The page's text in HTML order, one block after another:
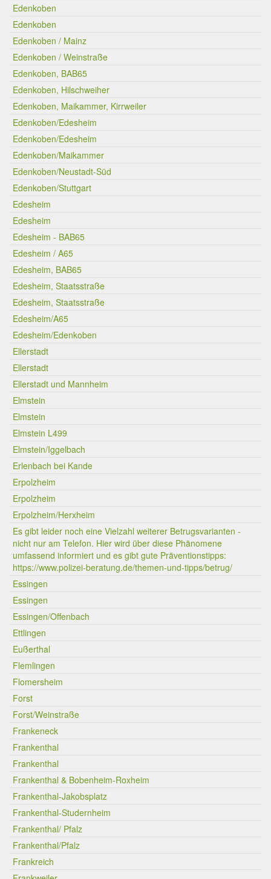
Edenkoben
Edenkoben
Edenkoben / Mainz
Edenkoben / Weinstraße
Edenkoben, BAB65
Edenkoben, Hilschweiher
Edenkoben, Maikammer, Kirrweiler
Edenkoben/Edesheim
Edenkoben/Edesheim
Edenkoben/Maikammer
Edenkoben/Neustadt-Süd
Edenkoben/Stuttgart
Edesheim
Edesheim
Edesheim - BAB65
Edesheim / A65
Edesheim, BAB65
Edesheim, Staatsstraße
Edesheim, Staatsstraße
Edesheim/A65
Edesheim/Edenkoben
Ellerstadt
Ellerstadt
Ellerstadt und Mannheim
Elmstein
Elmstein
Elmstein L499
Elmstein/Iggelbach
Erlenbach bei Kande
Erpolzheim
Erpolzheim
Erpolzheim/Herxheim
Es gibt leider noch eine Vielzahl weiterer Betrugsvarianten -
nicht nur am Telefon. Hier wird über diese Phänomene
umfassend informiert und es gibt gute Präventionstipps:
https://www.polizei-beratung.de/themen-und-tipps/betrug/
Essingen
Essingen
Essingen/Offenbach
Ettlingen
Eußerthal
Flemlingen
Flomersheim
Forst
Forst/Weinstraße
Frankeneck
Frankenthal
Frankenthal
Frankenthal & Bobenheim-Roxheim
Frankenthal-Jakobsplatz
Frankenthal-Studernheim
Frankenthal/ Pfalz
Frankenthal/Pfalz
Frankreich